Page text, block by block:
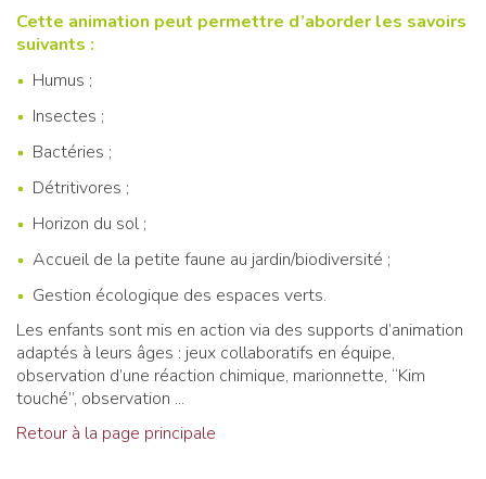
Cette animation peut permettre d’aborder les savoirs
suivants :
Humus ;
Insectes ;
Bactéries ;
Détritivores ;
Horizon du sol ;
Accueil de la petite faune au jardin/biodiversité ;
Gestion écologique des espaces verts.
Les enfants sont mis en action via des supports d’animation
adaptés à leurs âges : jeux collaboratifs en équipe,
observation d’une réaction chimique, marionnette, “Kim
touché”, observation ...
Retour à la page principale